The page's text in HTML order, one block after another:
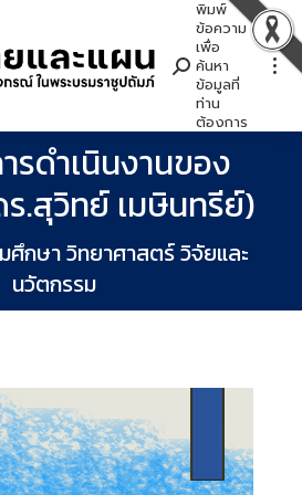
Search:
พิมพ์
ข้อความ
เพื่อ
ค้นหา
ข้อมูลที่
ท่าน
ต้องการ
รดำเนินงานของ
ร.สุวิทย์ เมษินทรีย์)
ศึกษา วิทยาศาสตร์ วิจัยและ
นวัตกรรม
You are here: